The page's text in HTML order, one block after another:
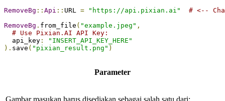
RemoveBg :: Api :: URL = "https://api.pixian.ai"
# <--
RemoveBg . from_file ( "example.jpeg" ,
# Use Pixian.AI API Key:
  api_key
:
"INSERT_API_KEY_HERE"
). save ( "pixian_result.png" )
Parameter